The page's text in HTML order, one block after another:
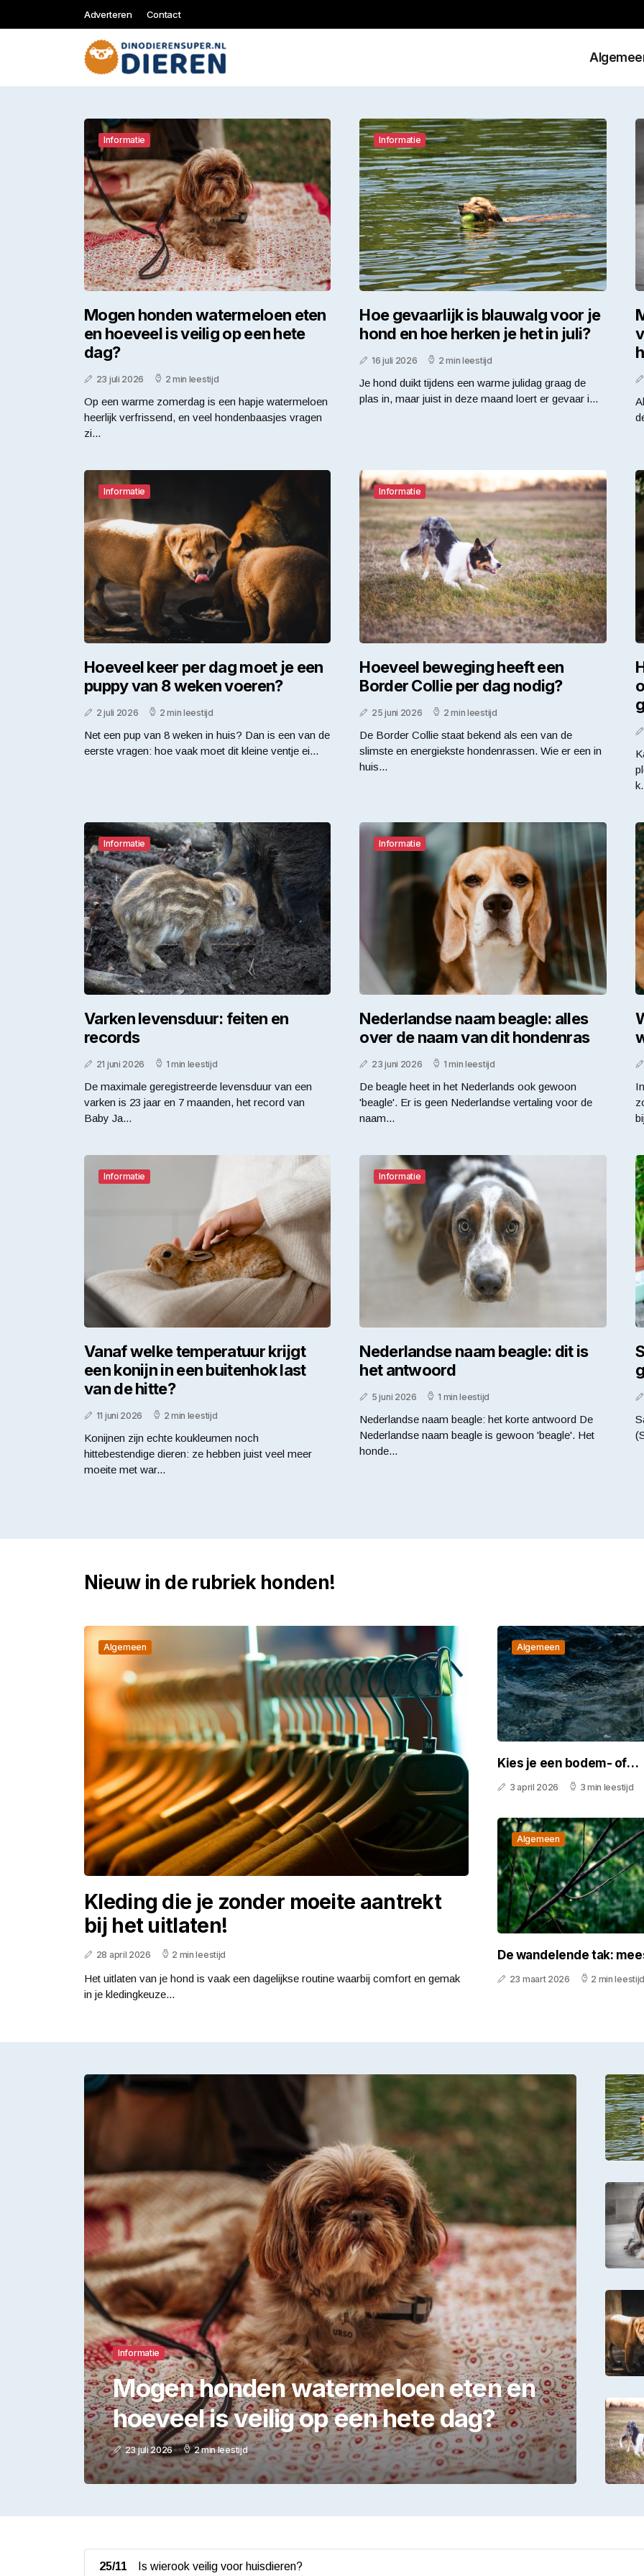
Adverteren Contact
Informatie
Mogen honden watermeloen eten
en hoeveel is veilig op een hete
dag?
23 juli 2026 2 min leestijd
Op een warme zomerdag is een hapje watermeloen
heerlijk verfrissend, en veel hondenbaasjes vragen
zi...
Informatie
Hoe gevaarlijk is blauwalg voor je
hond en hoe herken je het in juli?
16 juli 2026 2 min leestijd
Je hond duikt tijdens een warme julidag graag de
plas in, maar juist in deze maand loert er gevaar i...
Informatie
Hoeveel keer per dag moet je een
puppy van 8 weken voeren?
2 juli 2026 2 min leestijd
Net een pup van 8 weken in huis? Dan is een van de
eerste vragen: hoe vaak moet dit kleine ventje ei...
Informatie
Hoeveel beweging heeft een
Border Collie per dag nodig?
25 juni 2026 2 min leestijd
De Border Collie staat bekend als een van de
slimste en energiekste hondenrassen. Wie er een in
huis...
Informatie
Varken levensduur: feiten en
records
21 juni 2026 1 min leestijd
De maximale geregistreerde levensduur van een
varken is 23 jaar en 7 maanden, het record van
Baby Ja...
Informatie
Nederlandse naam beagle: alles
over de naam van dit hondenras
23 juni 2026 1 min leestijd
De beagle heet in het Nederlands ook gewoon
'beagle'. Er is geen Nederlandse vertaling voor de
naam...
Informatie
Vanaf welke temperatuur krijgt
een konijn in een buitenhok last
van de hitte?
11 juni 2026 2 min leestijd
Konijnen zijn echte koukleumen noch
hittebestendige dieren: ze hebben juist veel meer
moeite met war...
Informatie
Nederlandse naam beagle: dit is
het antwoord
5 juni 2026 1 min leestijd
Nederlandse naam beagle: het korte antwoord De
Nederlandse naam beagle is gewoon 'beagle'. Het
honde...
Nieuw in de rubriek honden!
Algemeen
Kleding die je zonder moeite aantrekt
bij het uitlaten!
28 april 2026 2 min leestijd
Het uitlaten van je hond is vaak een dagelijkse routine waarbij comfort en gemak
in je kledingkeuze...
Algemeen
Kies je een bodem- of
shop slim aan
3 april 2026 3 min leestijd
Algemeen
De wandelende tak:
terrarium
23 maart 2026 2 min leestijd
Informatie
Mogen honden watermeloen eten en
hoeveel is veilig op een hete dag?
23 juli 2026 2 min leestijd
25/11 Is wierook veilig voor huisdieren?